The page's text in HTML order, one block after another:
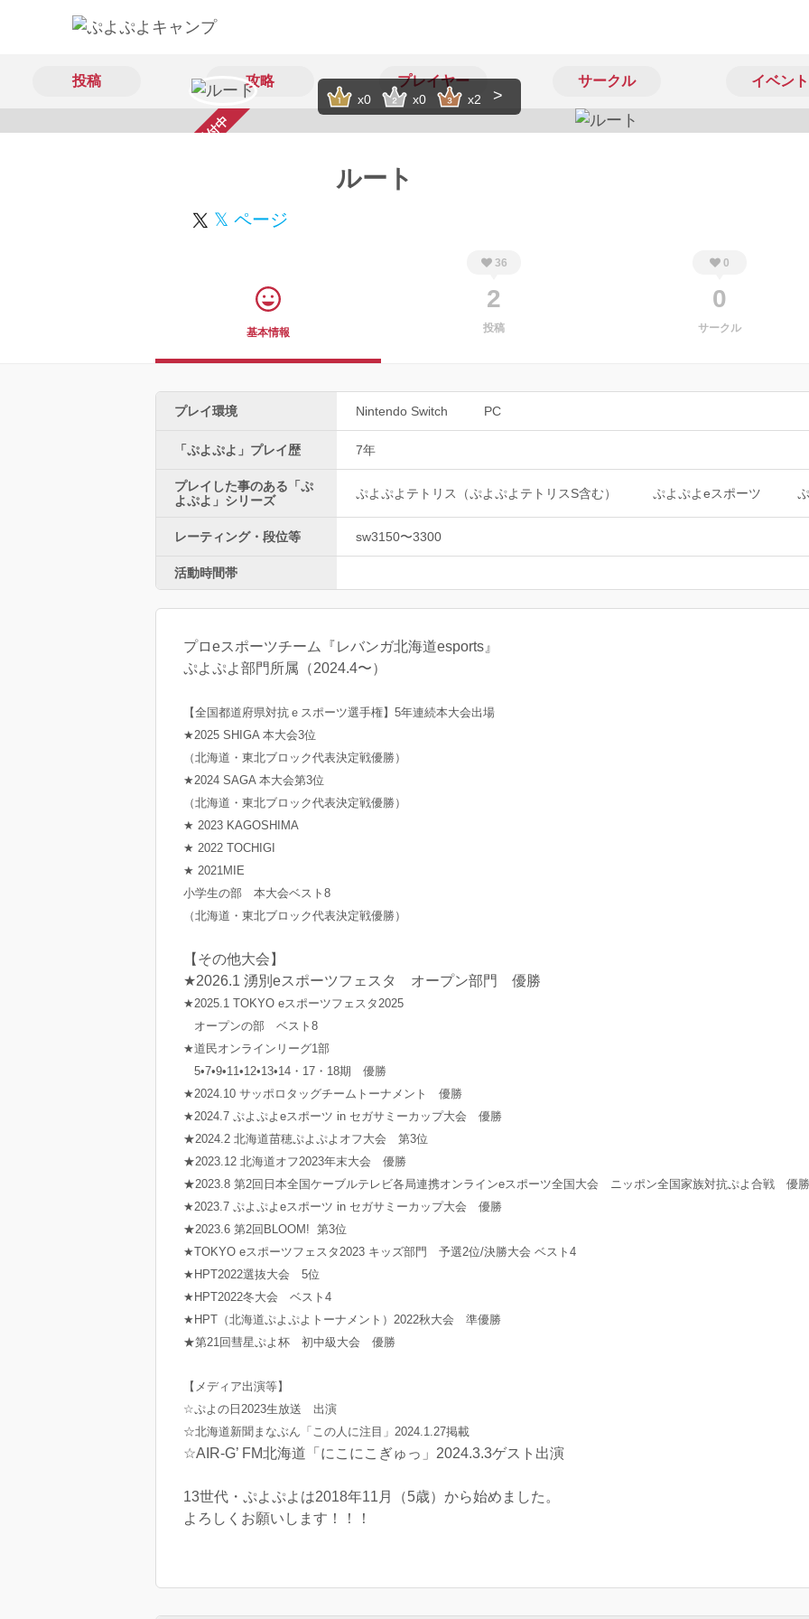
投稿 攻略 プレイヤー サークル イベント
スカウト受付中
x0 x0 x2
ルート
𝕏 ページ
基本情報
36
2
投稿
0
0
サークル
プレイ環境 Nintendo Switch PC
「ぷよぷよ」プレイ歴 7年
プレイした事のある「ぷ
よぷよ」シリーズ
ぷよぷよテトリス（ぷよぷよテトリスS含む） ぷよぷよeスポーツ
レーティング・段位等 sw3150〜3300
活動時間帯
プロeスポーツチーム『レバンガ北海道esports』
ぷよぷよ部門所属（2024.4〜）
【全国都道府県対抗ｅスポーツ選手権】5年連続本大会出場
★2025 SHIGA 本大会3位
（北海道・東北ブロック代表決定戦優勝）
★2024 SAGA 本大会第3位
（北海道・東北ブロック代表決定戦優勝）
★ 2023 KAGOSHIMA
★ 2022 TOCHIGI
★ 2021MIE
小学生の部 本大会ベスト8
（北海道・東北ブロック代表決定戦優勝）
【その他大会】
★2026.1 湧別eスポーツフェスタ オープン部門 優勝
★2025.1 TOKYO eスポーツフェスタ2025
オープンの部 ベスト8
★道民オンラインリーグ1部
5•7•9•11•12•13•14・17・18期 優勝
★2024.10 サッポロタッグチームトーナメント 優勝
★2024.7 ぷよぷよeスポーツ in セガサミーカップ大会 優勝
★2024.2 北海道苗穂ぷよぷよオフ大会 第3位
★2023.12 北海道オフ2023年末大会 優勝
★2023.8 第2回日本全国ケーブルテレビ各局連携オンラインeスポーツ全国大会 ニッポン全国家族対抗ぷよ合戦 優勝
★2023.7 ぷよぷよeスポーツ in セガサミーカップ大会 優勝
★2023.6 第2回BLOOM! 第3位
★TOKYO eスポーツフェスタ2023 キッズ部門 予選2位/決勝大会 ベスト4
★HPT2022選抜大会 5位
★HPT2022冬大会 ベスト4
★HPT（北海道ぷよぷよトーナメント）2022秋大会 準優勝
★第21回彗星ぷよ杯 初中級大会 優勝
【メディア出演等】
☆ぷよの日2023生放送 出演
☆北海道新聞まなぶん「この人に注目」2024.1.27掲載
☆AIR-G’ FM北海道「にこにこぎゅっ」2024.3.3ゲスト出演
13世代・ぷよぷよは2018年11月（5歳）から始めました。
よろしくお願いします！！！